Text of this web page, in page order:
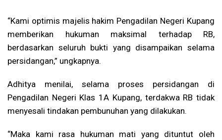
“Kami optimis majelis hakim Pengadilan Negeri Kupang
memberikan hukuman maksimal terhadap RB,
berdasarkan seluruh bukti yang disampaikan selama
persidangan,” ungkapnya.
Adhitya menilai, selama proses persidangan di
Pengadilan Negeri Klas 1A Kupang, terdakwa RB tidak
menyesali tindakan pembunuhan yang dilakukan.
“Maka kami rasa hukuman mati yang dituntut oleh